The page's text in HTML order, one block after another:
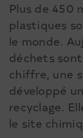
Plus de 450
plastiques
le monde.
déchets
chiffre, une
développé
recyclage.
le site